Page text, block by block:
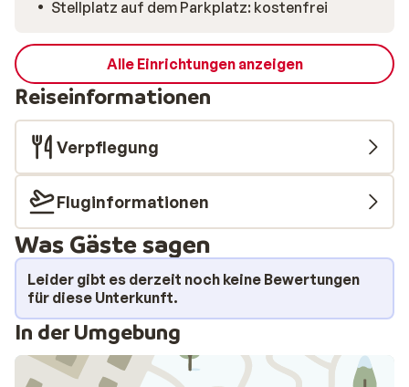
Nähe hält. Nach einem aktiven Tag ist es herrlich, auf
dem Balkon mit Blick auf das ruhige Wasser und die
weißen Gipfel anzukommen. Chalet Le Cham fühlt sich
schnell wie dein eigenes kleines Zuhause in den Alpen
an.
Stellplatz auf dem Parkplatz: kostenfrei
Alle Einrichtungen anzeigen
Reiseinformationen
Verpflegung
Fluginformationen
Was Gäste sagen
Leider gibt es derzeit noch keine Bewertungen
für diese Unterkunft.
In der Umgebung